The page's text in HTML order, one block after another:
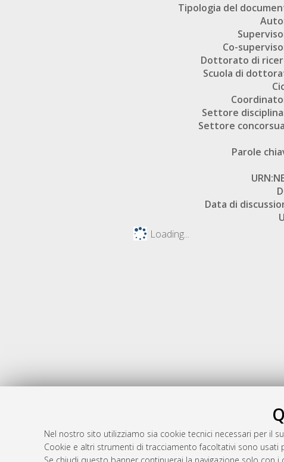
Nel nostro sito utilizziamo sia cookie tecnici necessari per il
Cookie e altri strumenti di tracciamento facoltativi sono
Tipologia del
Co-
Dottorato di
Scuola di
Settore
Settore
Parole
Data di
Loading...
Atom
Rss 1.0
AMS Dottorato
ISSN: 2038-